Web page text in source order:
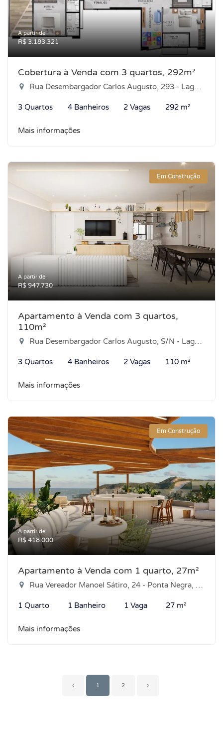
A partir de:
R$ 3.183.321
Cobertura à Venda com 3 quartos, 292m²
Rua Desembargador Carlos Augusto, 293 - Lagoa Nova, Natal-RN
3 Quartos 4 Banheiros 2 Vagas 292 m²
Mais informações
Em Construção
A partir de:
R$ 947.730
Apartamento à Venda com 3 quartos,
110m²
Rua Desembargador Carlos Augusto, S/N - Lagoa Nova - Lagoa Nova, Natal-RN
3 Quartos 4 Banheiros 2 Vagas 110 m²
Mais informações
Em Construção
A partir de:
R$ 418.000
Apartamento à Venda com 1 quarto, 27m²
Rua Vereador Manoel Sátiro, 24 - Ponta Negra, Natal-RN
1 Quarto 1 Banheiro 1 Vaga 27 m²
Mais informações
‹ 1 2 ›